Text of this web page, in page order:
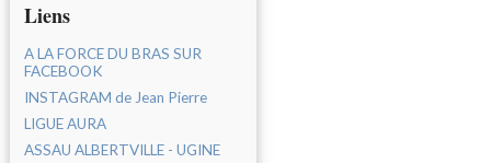
Liens
A LA FORCE DU BRAS SUR
FACEBOOK
INSTAGRAM de Jean Pierre
LIGUE AURA
ASSAU ALBERTVILLE - UGINE